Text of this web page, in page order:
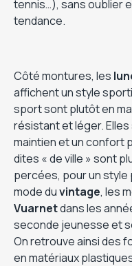
tennis…), sans oublier
tendance.
Côté montures, les
affichent un style
sport sont plutôt en
résistant et léger.
maintien et un confort
dites « de ville » sont
percées, pour un style
mode duvintage, les
Vuarnetdans les
seconde jeunesse et
On retrouve ainsi des
en matériaux